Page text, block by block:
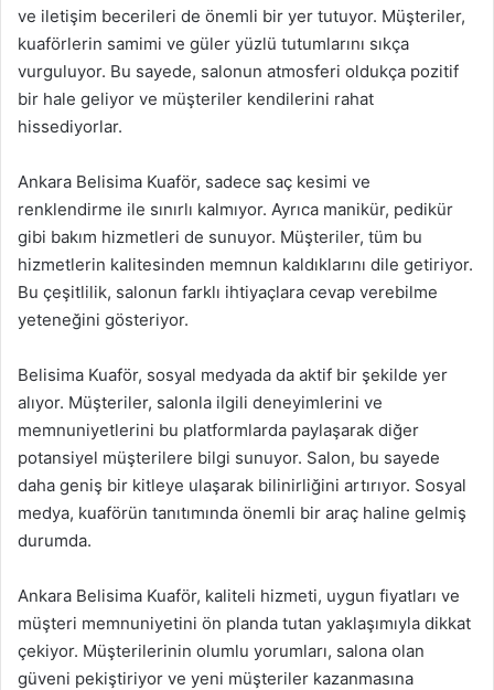
ve iletişim becerileri de önemli bir yer tutuyor. Müşteriler,
kuaförlerin samimi ve güler yüzlü tutumlarını sıkça
vurguluyor. Bu sayede, salonun atmosferi oldukça pozitif
bir hale geliyor ve müşteriler kendilerini rahat
hissediyorlar.
Ankara Belisima Kuaför, sadece saç kesimi ve
renklendirme ile sınırlı kalmıyor. Ayrıca manikür, pedikür
gibi bakım hizmetleri de sunuyor. Müşteriler, tüm bu
hizmetlerin kalitesinden memnun kaldıklarını dile getiriyor.
Bu çeşitlilik, salonun farklı ihtiyaçlara cevap verebilme
yeteneğini gösteriyor.
Belisima Kuaför, sosyal medyada da aktif bir şekilde yer
alıyor. Müşteriler, salonla ilgili deneyimlerini ve
memnuniyetlerini bu platformlarda paylaşarak diğer
potansiyel müşterilere bilgi sunuyor. Salon, bu sayede
daha geniş bir kitleye ulaşarak bilinirliğini artırıyor. Sosyal
medya, kuaförün tanıtımında önemli bir araç haline gelmiş
durumda.
Ankara Belisima Kuaför, kaliteli hizmeti, uygun fiyatları ve
müşteri memnuniyetini ön planda tutan yaklaşımıyla dikkat
çekiyor. Müşterilerinin olumlu yorumları, salona olan
güveni pekiştiriyor ve yeni müşteriler kazanmasına